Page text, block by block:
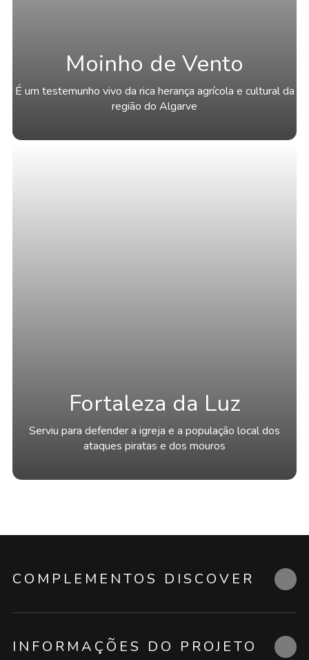
Moinho de Vento
É um testemunho vivo da rica herança agrícola e cultural da
região do Algarve
Fortaleza da Luz
Serviu para defender a igreja e a população local dos
ataques piratas e dos mouros
COMPLEMENTOS DISCOVER
INFORMAÇÕES DO PROJETO